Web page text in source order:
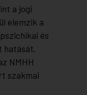
a jogi
elemzik a
és
hatását.
NMHH
szakmai